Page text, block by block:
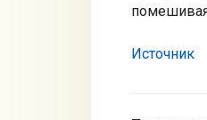
Источник